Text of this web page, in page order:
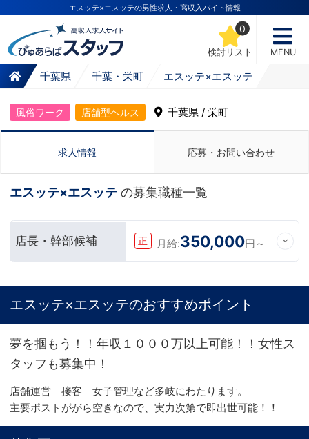
エスッテ×エスッテの男性求人・高収入バイト情報
検討リスト
0
MENU
千葉県 千葉・栄町 エスッテ×エスッテ
風俗ワーク 店舗型ヘルス 千葉県 / 栄町
求人情報 応募・お問い合わせ
エスッテ×エスッテ の募集職種一覧
店長・幹部候補 正 月給:350,000円～
エスッテ×エスッテのおすすめポイント
夢を掴もう！！年収１０００万以上可能！！女性ス
タッフも募集中！
店舗運営 接客 女子管理など多岐にわたります。
主要ポストががら空きなので、実力次第で即出世可能！！